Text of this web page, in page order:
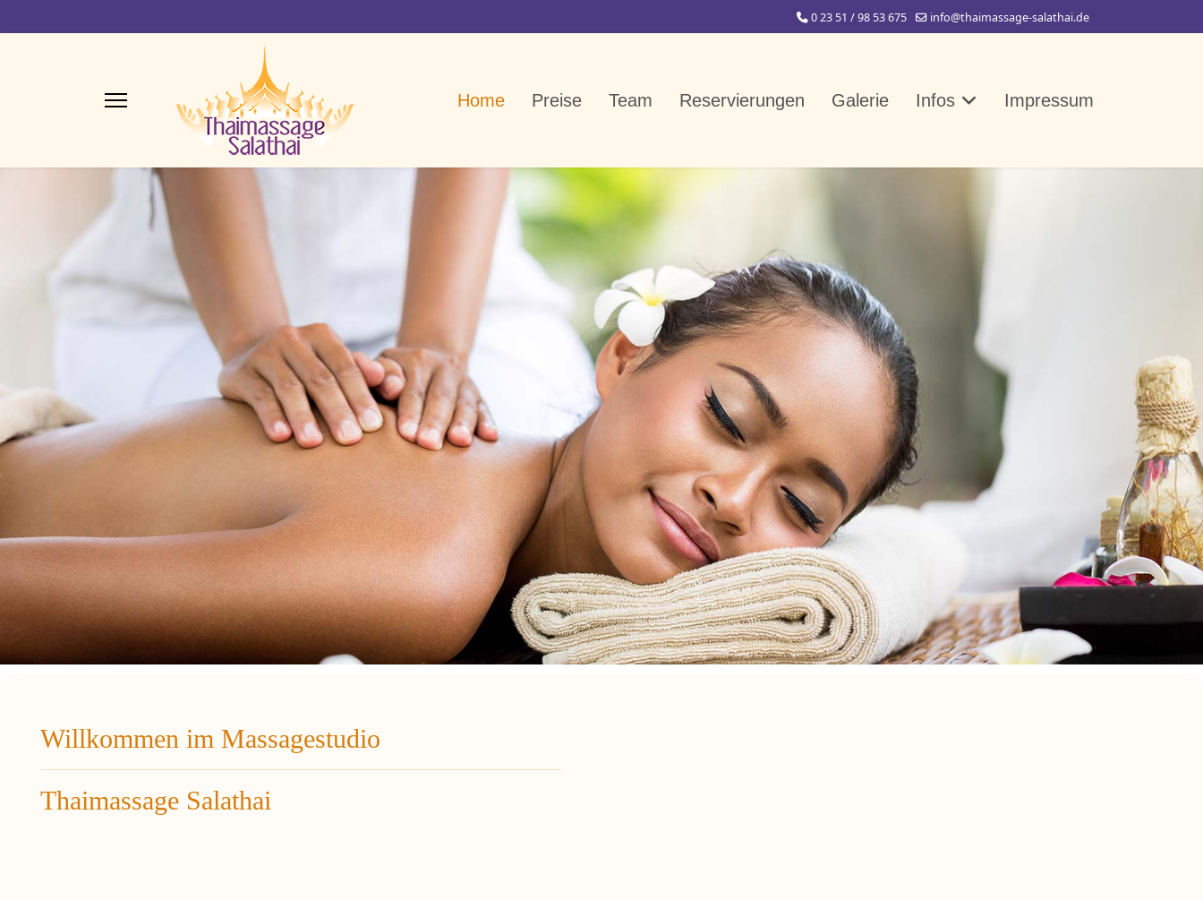
0 23 51 / 98 53 675 info@thaimassage-salathai.de
Home Preise Team Reservierungen Galerie Infos Impressum
Willkommen im Massagestudio
Thaimassage Salathai